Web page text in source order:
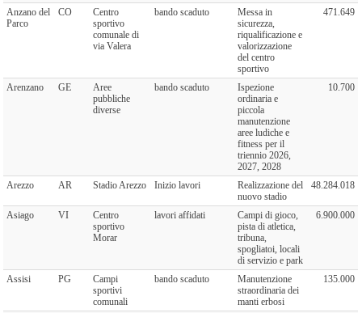
Anzano del
Parco
CO
Centro
sportivo
comunale di
via Valera
bando scaduto
Messa in
sicurezza,
riqualificazione e
valorizzazione
del centro
sportivo
471.649
Arenzano GE
Aree
pubbliche
diverse
bando scaduto
Ispezione
ordinaria e
piccola
manutenzione
aree ludiche e
fitness per il
triennio 2026,
2027, 2028
10.700
Arezzo AR Stadio Arezzo Inizio lavori
Realizzazione del
nuovo stadio
48.284.018
Asiago VI
Centro
sportivo
Morar
lavori affidati
Campi di gioco,
pista di atletica,
tribuna,
spogliatoi, locali
di servizio e park
6.900.000
Assisi PG
Campi
sportivi
comunali
bando scaduto
Manutenzione
straordinaria dei
manti erbosi
135.000